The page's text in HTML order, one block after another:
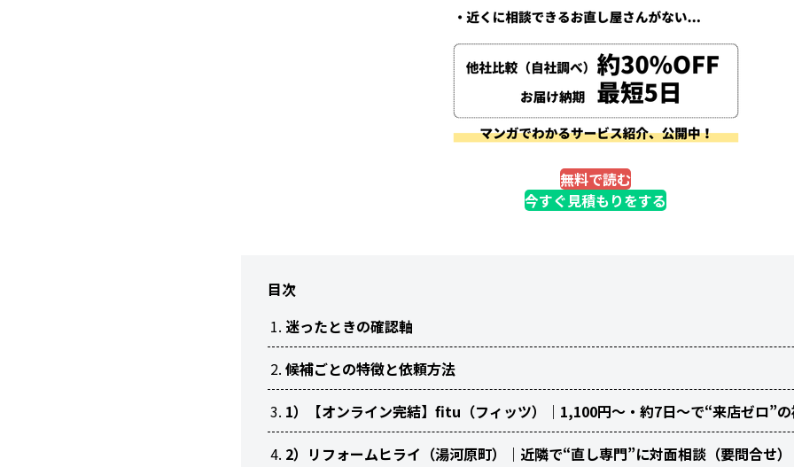
無料で読む
今すぐ見積もりをする
目次
迷ったときの確認軸
候補ごとの特徴と依頼方法
1）【オンライン完結】fitu（フィッツ）｜1,100円～・約7日～で“来店ゼロ”
2）リフォームヒライ（湯河原町）｜近隣で“直し専門”に対面相談（要問合せ）